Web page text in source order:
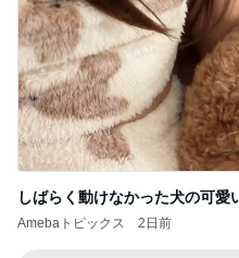
しばらく動けなかった犬の可愛
Amebaトピックス 2日前